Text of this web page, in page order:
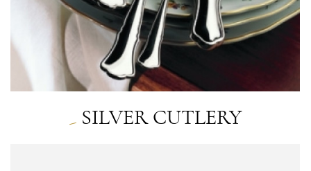
SILVER CUTLERY